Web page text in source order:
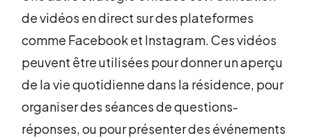
de vidéos en direct sur des plateformes
comme Facebook et Instagram. Ces vidéos
peuvent être utilisées pour donner un aperçu
de la vie quotidienne dans la résidence, pour
organiser des séances de questions-
réponses, ou pour présenter des événements